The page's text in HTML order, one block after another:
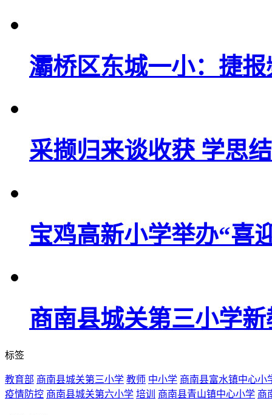
灞桥区东城一小：捷
采撷归来谈收获 学思
宝鸡高新小学举办“喜
商南县城关第三小学
标签
教育部 商南县城关第三小学 教师 中小学 商南县富水镇中心小
疫情防控 商南县城关第六小学 培训 商南县青山镇中心小学 商